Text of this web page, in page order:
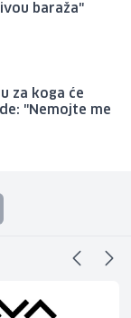
baraža"
za koga će
"Nemojte me